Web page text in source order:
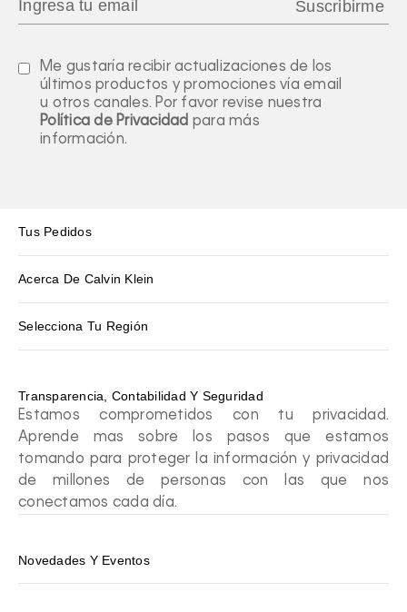
Me gustaría recibir actualizaciones de los
últimos productos y promociones vía email
u otros canales. Por favor revise nuestra
Política de Privacidad para más
información.
Tus Pedidos
Acerca De Calvin Klein
Selecciona Tu Región
Transparencia, Contabilidad Y Seguridad
Estamos comprometidos con tu privacidad.
Aprende mas sobre los pasos que estamos
tomando para proteger la información y privacidad
de millones de personas con las que nos
conectamos cada día.
Novedades Y Eventos